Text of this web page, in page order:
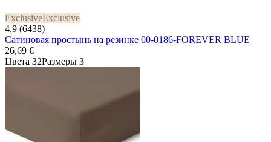
ExclusiveExclusive
4,9 (6438)
Сатиновая простынь на резинке 00-0186-FOREVER BLUE
26,69 €
Цвета 32Размеры 3